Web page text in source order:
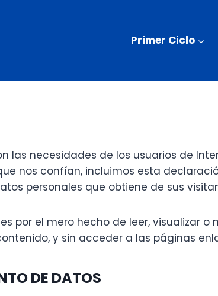
Primer Ciclo
las necesidades de los usuarios de
nos confían, incluimos esta
personales que obtiene de sus
por el mero hecho de leer, visualizar
y sin acceder a las páginas
DE DATOS